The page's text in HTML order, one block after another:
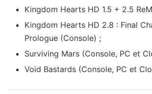
Kingdom Hearts HD 1.5 + 2.5
Kingdom Hearts HD 2.8 : Final
Prologue (Console) ;
Surviving Mars (Console, PC et
Void Bastards (Console, PC et